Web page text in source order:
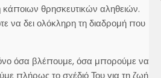
κάποιων θρησκευτικών αληθειών.
να δει ολόκληρη τη διαδρομή που
όσα βλέπουμε, όσα μπορούμε να
πλήρως το σχέδιό Του για τη ζωή